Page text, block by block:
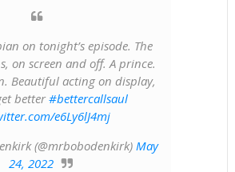
on tonight’s episode. The
on screen and off. A prince.
Beautiful acting on display,
better#bettercallsaul
e6Ly6lJ4mj
(@mrbobodenkirk)May
24, 2022